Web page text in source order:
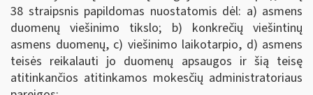
38 straipsnis papildomas nuostatomis dėl: a) asmens
duomenų viešinimo tikslo; b) konkrečių viešintinų
asmens duomenų, c) viešinimo laikotarpio, d) asmens
teisės reikalauti jo duomenų apsaugos ir šią teisę
atitinkančios atitinkamos mokesčių administratoriaus